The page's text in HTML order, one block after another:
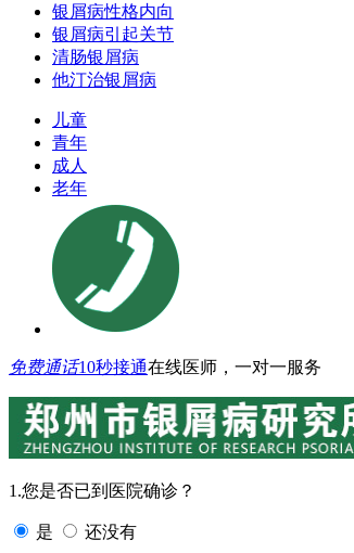
银屑病性格内向
银屑病引起关节
清肠银屑病
他汀治银屑病
儿童
青年
成人
老年
免费通话10秒接通在线医师，一对一服务
1.您是否已到医院确诊？
是 还没有